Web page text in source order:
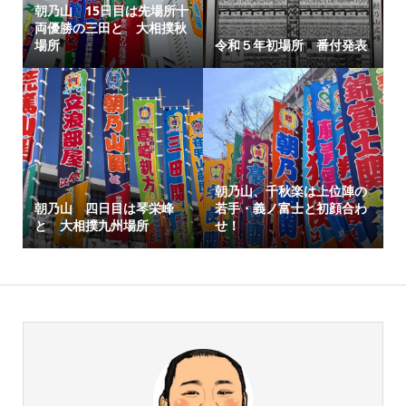
朝乃山 15日目は先場所十
両優勝の三田と 大相撲秋
場所
令和５年初場所 番付発表
朝乃山 四日目は琴栄峰
と 大相撲九州場所
朝乃山、千秋楽は上位陣の
若手・義ノ富士と初顔合わ
せ！